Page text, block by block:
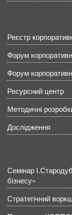
Реєстр
Форум
Форум
Ресурсний центр
Методичні
Дослідження
Семінар
бізнесу»
Стратегічний